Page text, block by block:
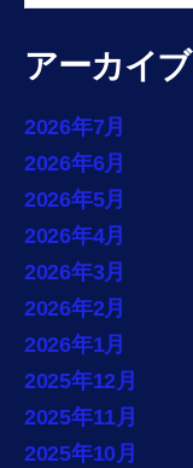
アーカイブ
2026年7月
2026年6月
2026年5月
2026年4月
2026年3月
2026年2月
2026年1月
2025年12月
2025年11月
2025年10月